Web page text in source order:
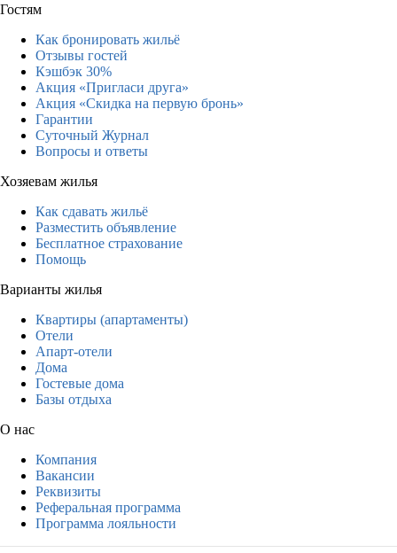
Гостям
Как бронировать жильё
Отзывы гостей
Кэшбэк 30%
Акция «Пригласи друга»
Акция «Скидка на первую бронь»
Гарантии
Суточный Журнал
Вопросы и ответы
Хозяевам жилья
Как сдавать жильё
Разместить объявление
Бесплатное страхование
Помощь
Варианты жилья
Квартиры (апартаменты)
Отели
Апарт-отели
Дома
Гостевые дома
Базы отдыха
О нас
Компания
Вакансии
Реквизиты
Реферальная программа
Программа лояльности